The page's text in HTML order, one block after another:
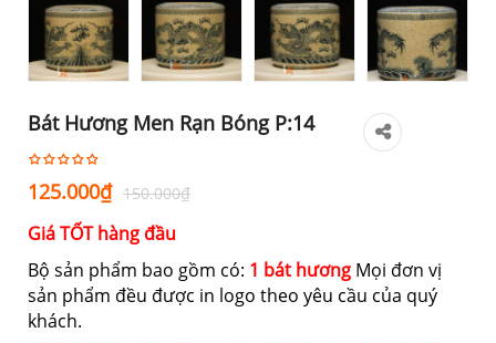
Bát Hương Men Rạn Bóng P:14
150.000₫Giá
150.000₫.
125.000₫
Giá
là:
125.000₫.
Giá TỐT hàng đầu
Bộ sản phẩm bao gồm có: 1 bát hương Mọi đơn vị
sản phẩm đều được in logo theo yêu cầu của quý
khách.